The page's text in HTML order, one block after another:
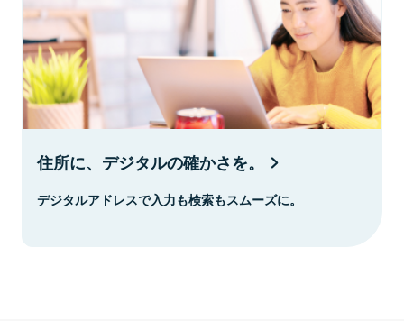
住所に、デジタルの確かさを。
デジタルアドレスで入力も検索もスムーズに。